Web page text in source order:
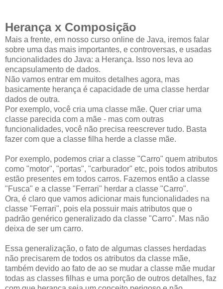
Herança x Composição
Mais a frente, em nosso curso online de Java, iremos falar
sobre uma das mais importantes, e controversas, e usadas
funcionalidades do Java: a Herança. Isso nos leva ao
encapsulamento de dados.
Não vamos entrar em muitos detalhes agora, mas
basicamente herança é capacidade de uma classe herdar
dados de outra.
Por exemplo, você cria uma classe mãe. Quer criar uma
classe parecida com a mãe - mas com outras
funcionalidades, você não precisa reescrever tudo. Basta
fazer com que a classe filha herde a classe mãe.
Por exemplo, podemos criar a classe "Carro" quem atributos
como "motor", "portas", "carburador" etc, pois todos atributos
estão presentes em todos carros. Fazemos então a classe
"Fusca" e a classe "Ferrari" herdar a classe "Carro".
Ora, é claro que vamos adicionar mais funcionalidades na
classe "Ferrari", pois ela possuir mais atributos que o
padrão genérico generalizado da classe "Carro". Mas não
deixa de ser um carro.
Essa generalização, o fato de algumas classes herdadas
não precisarem de todos os atributos da classe mãe,
também devido ao fato de ao se mudar a classe mãe mudar
todas as classes filhas e uma porção de outros detalhes, faz